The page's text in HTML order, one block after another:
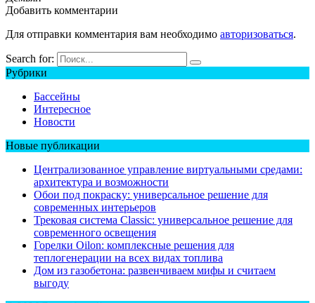
Добавить комментарии
Для отправки комментария вам необходимо авторизоваться.
Search for:
Рубрики
Бассейны
Интересное
Новости
Новые публикации
Централизованное управление виртуальными средами:
архитектура и возможности
Обои под покраску: универсальное решение для
современных интерьеров
Трековая система Classic: универсальное решение для
современного освещения
Горелки Oilon: комплексные решения для
теплогенерации на всех видах топлива
Дом из газобетона: развенчиваем мифы и считаем
выгоду